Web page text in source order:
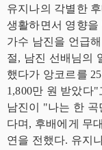
유지나의 각별한
생활하면서 영향
가수 남진을 언급
절, 남진 선배님의
했다가 앙코르를
1,800만 원 받았다
남진이 "나는 한
다며, 후배에게 무
연을 전했다. 유지